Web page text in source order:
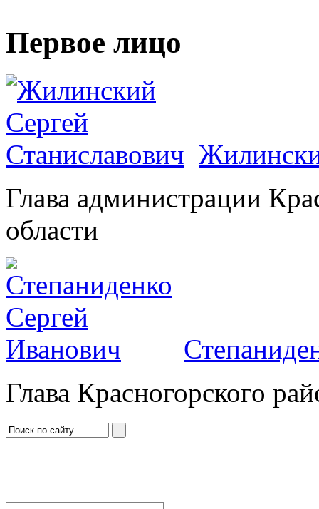
Первое лицо
Глава администрации
области
Глава Красногорского